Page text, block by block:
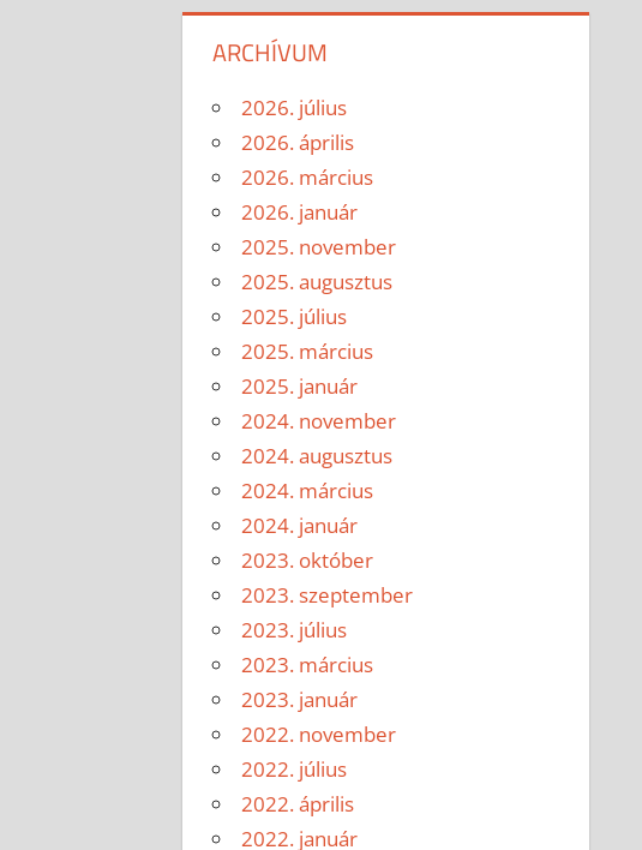
ARCHÍVUM
2026. július
2026. április
2026. március
2026. január
2025. november
2025. augusztus
2025. július
2025. március
2025. január
2024. november
2024. augusztus
2024. március
2024. január
2023. október
2023. szeptember
2023. július
2023. március
2023. január
2022. november
2022. július
2022. április
2022. január